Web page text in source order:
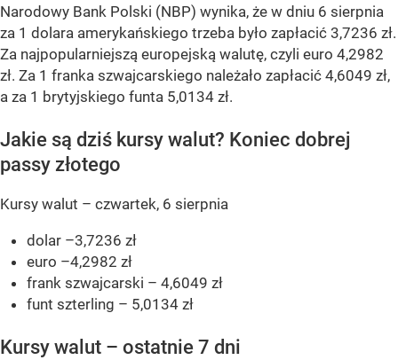
Narodowy Bank Polski (NBP) wynika, że w dniu 6 sierpnia
za 1 dolara amerykańskiego trzeba było zapłacić 3,7236 zł.
Za najpopularniejszą europejską walutę, czyli euro 4,2982
zł. Za 1 franka szwajcarskiego należało zapłacić 4,6049 zł,
a za 1 brytyjskiego funta 5,0134 zł.
Jakie są dziś kursy walut? Koniec dobrej
passy złotego
Kursy walut – czwartek, 6 sierpnia
dolar –3,7236 zł
euro –4,2982 zł
frank szwajcarski – 4,6049 zł
funt szterling – 5,0134 zł
Kursy walut – ostatnie 7 dni